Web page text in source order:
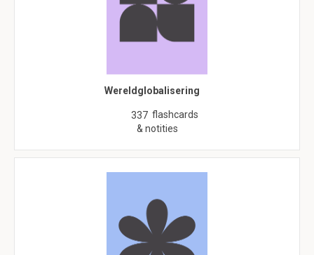
Wereldglobalisering
337 flashcards
& notities